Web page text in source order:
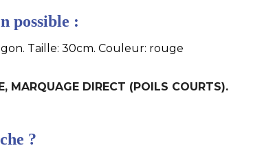
possible :
Taille: 30cm. Couleur: rouge
DIRECT (POILS COURTS).
?